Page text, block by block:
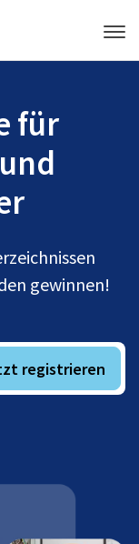
für
gewinnen!
registrieren